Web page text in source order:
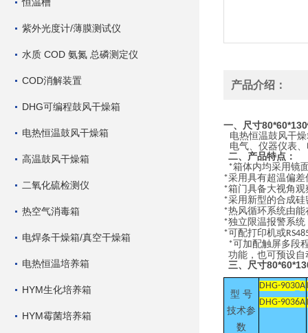
紫外光度计/薄膜测试仪
水质 COD 氨氮 总磷测定仪
COD消解装置
DHG可编程鼓风干燥箱
电热恒温鼓风干燥箱
高温鼓风干燥箱
二氧化硫检测仪
热空气消毒箱
电焊条干燥箱/真空干燥箱
电热恒温培养箱
HYM生化培养箱
HYM霉菌培养箱
产品介绍：
一、 尺寸
电热恒温鼓风干
电气、仪器仪表
二、产品特点：
*箱体内均采用镜
*采用具有超温偏
*箱门具备大视角
*采用新型的合成
*热风循环系统由
*独立限温报警系
*可配打印机或
*可加配触屏多段
功能，也可预设
三、
尺寸
型 号
技术参
数
DHG-9030A
DHG-9036A